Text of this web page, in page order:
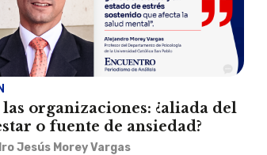
las organizaciones: ¿aliada del
o fuente de ansiedad?
Jesús Morey Vargas